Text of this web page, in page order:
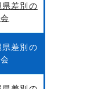
差別の
差別の